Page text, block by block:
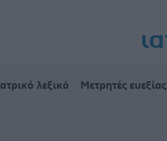
Ιατρικό λεξικό Μετρητές ευεξίας